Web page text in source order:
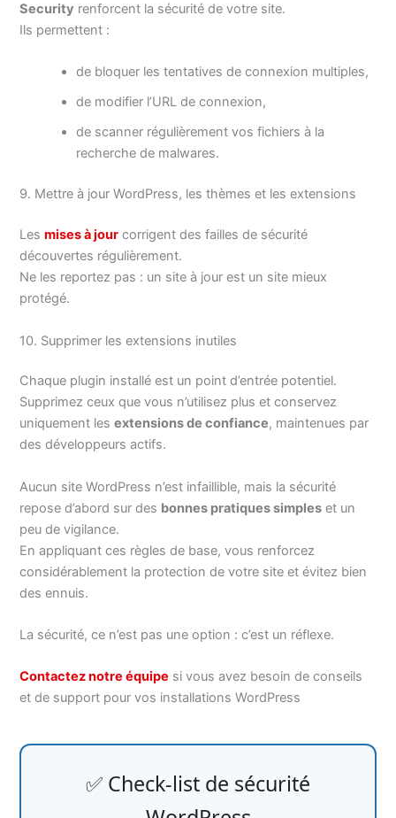
Security renforcent la sécurité de votre site.
Ils permettent :
de bloquer les tentatives de connexion multiples,
de modifier l’URL de connexion,
de scanner régulièrement vos fichiers à la
recherche de malwares.
9. Mettre à jour WordPress, les thèmes et les extensions
Lesmises à jour corrigent des failles de sécurité
découvertes régulièrement.
Ne les reportez pas : un site à jour est un site mieux
protégé.
10. Supprimer les extensions inutiles
Chaque plugin installé est un point d’entrée potentiel.
Supprimez ceux que vous n’utilisez plus et conservez
uniquement lesextensions de confiance, maintenues par
des développeurs actifs.
Aucun site WordPress n’est infaillible, mais la sécurité
repose d’abord sur des bonnes pratiques simples et un
peu de vigilance.
En appliquant ces règles de base, vous renforcez
considérablement la protection de votre site et évitez bien
des ennuis.
La sécurité, ce n’est pas une option : c’est un réflexe.
Contactez notre équipe si vous avez besoin de conseils
et de support pour vos installations WordPress
✅ Check-list de sécurité